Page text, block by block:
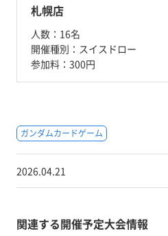
札幌店
人数： 16名
開催種別： スイスドロー
参加料： 300円
ガンダムカードゲーム
2026.04.21
関連する開催予定大会情報